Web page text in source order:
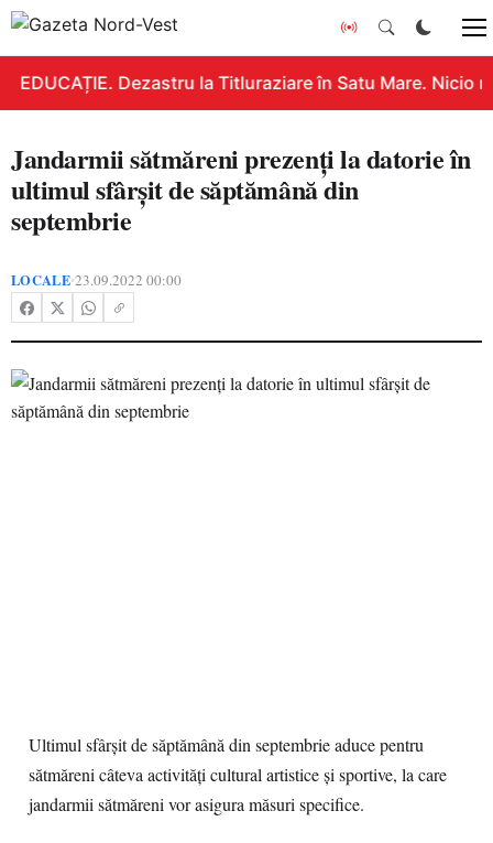
EDUCAȚIE. Dezastru la Titluraziare în Satu Mare. Nicio
Jandarmii sătmăreni prezenți la datorie în
ultimul sfârșit de săptămână din
septembrie
LOCALE•23.09.2022 00:00
Ultimul sfârșit de săptămână din septembrie aduce pentru
sătmăreni câteva activități cultural artistice și sportive, la care
jandarmii sătmăreni vor asigura măsuri specifice.